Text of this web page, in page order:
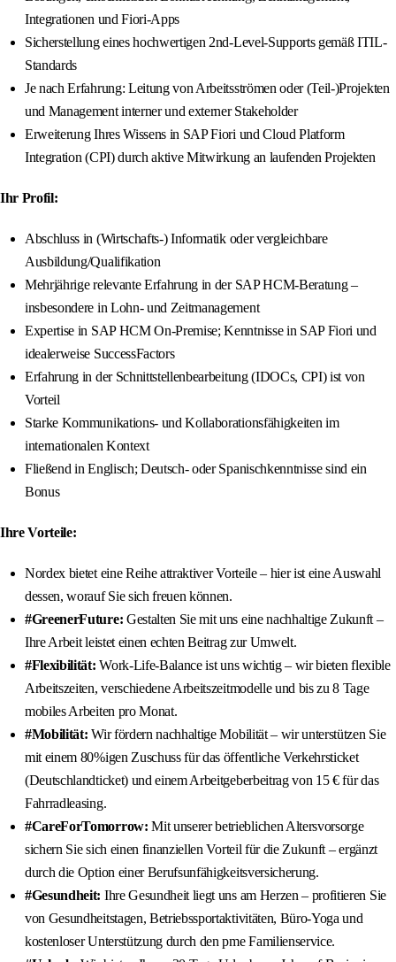
Integrationen und Fiori-Apps
Sicherstellung eines hochwertigen 2nd-Level-Supports gemäß ITIL-
Standards
Je nach Erfahrung: Leitung von Arbeitsströmen oder (Teil-)Projekten
und Management interner und externer Stakeholder
Erweiterung Ihres Wissens in SAP Fiori und Cloud Platform
Integration (CPI) durch aktive Mitwirkung an laufenden Projekten
Ihr Profil:
Abschluss in (Wirtschafts-) Informatik oder vergleichbare
Ausbildung/Qualifikation
Mehrjährige relevante Erfahrung in der SAP HCM-Beratung –
insbesondere in Lohn- und Zeitmanagement
Expertise in SAP HCM On-Premise; Kenntnisse in SAP Fiori und
idealerweise SuccessFactors
Erfahrung in der Schnittstellenbearbeitung (IDOCs, CPI) ist von
Vorteil
Starke Kommunikations- und Kollaborationsfähigkeiten im
internationalen Kontext
Fließend in Englisch; Deutsch- oder Spanischkenntnisse sind ein
Bonus
Ihre Vorteile:
Nordex bietet eine Reihe attraktiver Vorteile – hier ist eine Auswahl
dessen, worauf Sie sich freuen können.
#GreenerFuture: Gestalten Sie mit uns eine nachhaltige Zukunft –
Ihre Arbeit leistet einen echten Beitrag zur Umwelt.
#Flexibilität: Work-Life-Balance ist uns wichtig – wir bieten flexible
Arbeitszeiten, verschiedene Arbeitszeitmodelle und bis zu 8 Tage
mobiles Arbeiten pro Monat.
#Mobilität: Wir fördern nachhaltige Mobilität – wir unterstützen Sie
mit einem 80%igen Zuschuss für das öffentliche Verkehrsticket
(Deutschlandticket) und einem Arbeitgeberbeitrag von 15 € für das
Fahrradleasing.
#CareForTomorrow: Mit unserer betrieblichen Altersvorsorge
sichern Sie sich einen finanziellen Vorteil für die Zukunft – ergänzt
durch die Option einer Berufsunfähigkeitsversicherung.
#Gesundheit: Ihre Gesundheit liegt uns am Herzen – profitieren Sie
von Gesundheitstagen, Betriebssportaktivitäten, Büro-Yoga und
kostenloser Unterstützung durch den pme Familienservice.